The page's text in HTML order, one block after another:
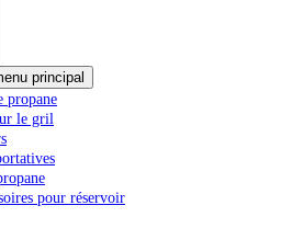
principal
propane
le gril
pour réservoir